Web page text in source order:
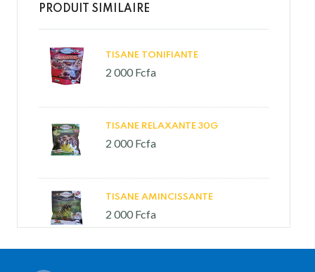
PRODUIT SIMILAIRE
TISANE TONIFIANTE
2 000 Fcfa
TISANE RELAXANTE 30G
2 000 Fcfa
TISANE AMINCISSANTE
2 000 Fcfa